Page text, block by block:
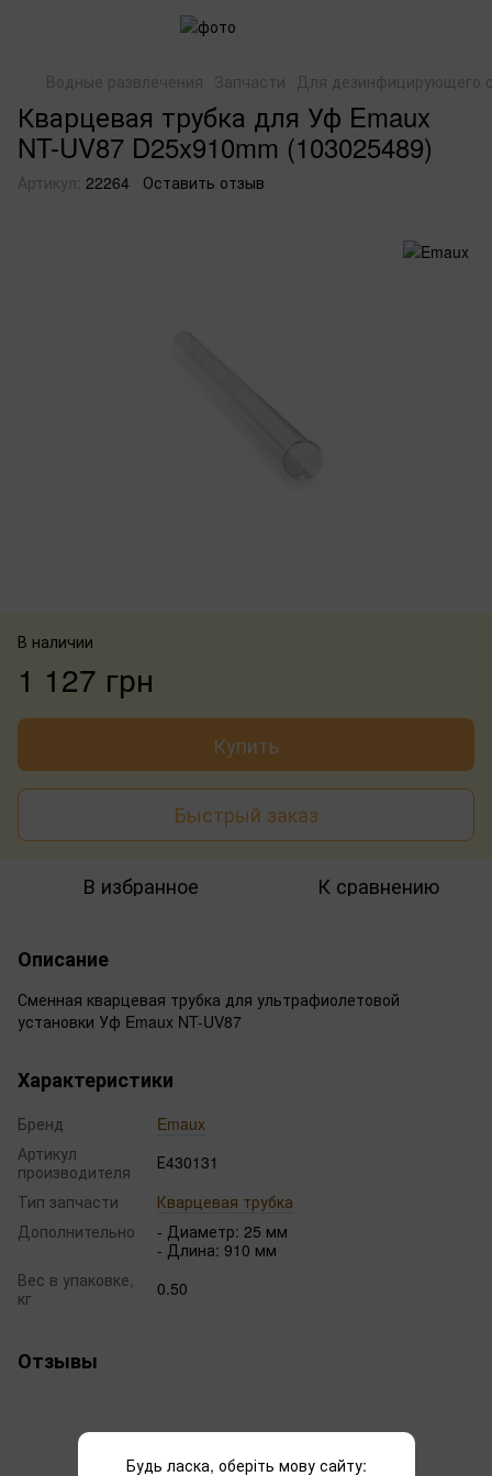
Водные развлечения Запчасти Для дезинфицирующего
Кварцевая трубка для Уф Emaux
NT-UV87 D25x910mm (103025489)
Артикул: 22264 Оставить отзыв
В наличии
1 127 грн
Купить
Быстрый заказ
В избранное К сравнению
Описание
Сменная кварцевая трубка для ультрафиолетовой
установки Уф Emaux NT-UV87
Характеристики
Бренд
Emaux
Артикул
производителя
Е430131
Тип запчасти
Кварцевая трубка
Дополнительно
- Диаметр: 25 мм
- Длина: 910 мм
Вес в упаковке,
кг
0.50
Отзывы
Будь ласка, оберіть мову сайту: